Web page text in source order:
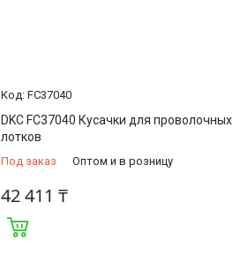
FC37040
DKC FC37040 Кусачки для проволочных
лотков
Под заказ Оптом и в розницу
42 411 ₸